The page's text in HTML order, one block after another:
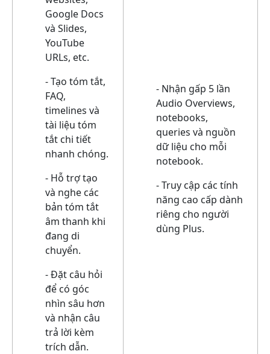
Google Docs
và Slides,
YouTube
URLs, etc.
- Tạo tóm tắt,
FAQ,
timelines và
tài liệu tóm
tắt chi tiết
nhanh chóng.
- Hỗ trợ tạo
và nghe các
bản tóm tắt
âm thanh khi
đang di
chuyển.
- Đặt câu hỏi
để có góc
nhìn sâu hơn
và nhận câu
trả lời kèm
trích dẫn.
- Nhận gấp 5 lần
Audio Overviews,
notebooks,
queries và nguồn
dữ liệu cho mỗi
notebook.
- Truy cập các tính
năng cao cấp dành
riêng cho người
dùng Plus.